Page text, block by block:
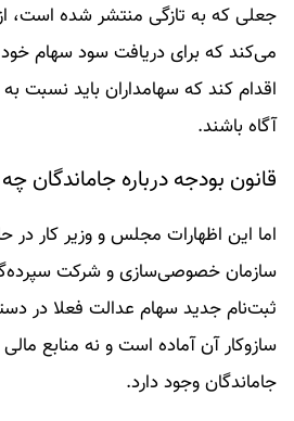
جعلی که به تازگی منتشر شده است،
می‌کند که برای دریافت سود سهام خود
اقدام کند که سهامداران باید نسبت به
آگاه باشند.
قانون بودجه درباره جاماندگان
اما این اظهارات مجلس و وزیر کار در
سازمان خصوصی‌سازی و شرکت
ثبت‌نام جدید سهام عدالت فعلا در
سازوکار آن آماده است و نه منابع
جاماندگان وجود دارد.